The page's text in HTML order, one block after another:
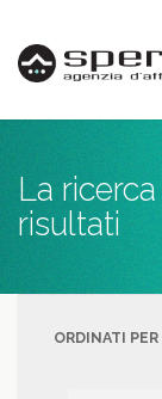
La
risultati
ORDINATI PER